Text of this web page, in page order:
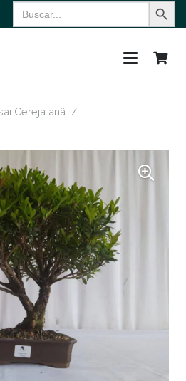
Search
for:
Cereja anã /